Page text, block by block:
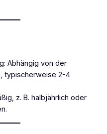
Abhängig von der
typischerweise 2-4
z. B. halbjährlich oder